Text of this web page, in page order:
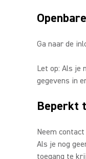
Ga naar de
Let op: Als je
gegevens in
Beperkt
Neem
Als je nog
toegang te